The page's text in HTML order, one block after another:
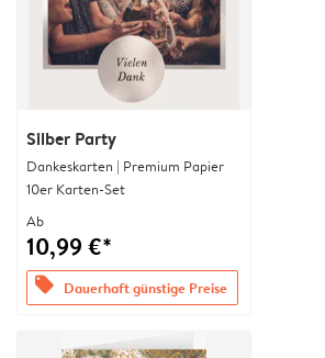
Silber Party
Dankeskarten | Premium Papier
10er Karten-Set
Ab
10,99 €*
offers Dauerhaft günstige Preise